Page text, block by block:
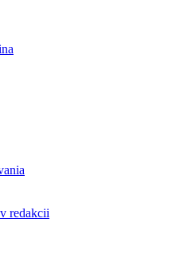
redakcii